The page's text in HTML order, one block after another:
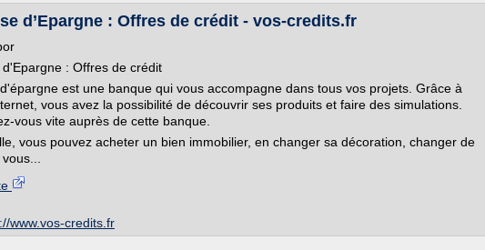
d’Epargne : Offres de crédit - vos-credits.fr
d'Epargne : Offres de crédit
est une banque qui vous accompagne dans tous vos projets. Grâce à
vous avez la possibilité de découvrir ses produits et faire des simulations.
vous vite auprès de cette banque.
vous pouvez acheter un bien immobilier, en changer sa décoration, changer de
www.vos-credits.fr